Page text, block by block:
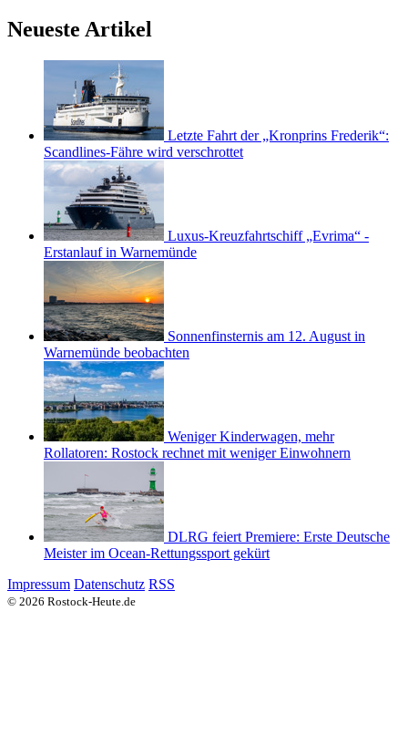
Neueste Artikel
Letzte Fahrt der „Kronprins Frederik“:
Scandlines-Fähre wird verschrottet
Luxus-Kreuzfahrtschiff „Evrima“ -
Erstanlauf in Warnemünde
Sonnenfinsternis am 12. August in
Warnemünde beobachten
Weniger Kinderwagen, mehr
Rollatoren: Rostock rechnet mit weniger Einwohnern
DLRG feiert Premiere: Erste Deutsche
Meister im Ocean-Rettungssport gekürt
Impressum Datenschutz RSS
© 2026 Rostock-Heute.de